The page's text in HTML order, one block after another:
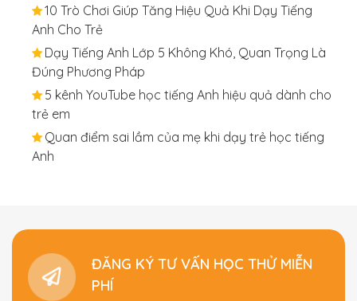
10 Trò Chơi Giúp Tăng Hiệu Quả Khi Dạy Tiếng
Anh Cho Trẻ
Dạy Tiếng Anh Lớp 5 Không Khó, Quan Trọng Là
Đúng Phương Pháp
5 kênh YouTube học tiếng Anh hiệu quả dành cho
trẻ em
Quan điểm sai lầm của mẹ khi dạy trẻ học tiếng
Anh
ĐĂNG KÝ TƯ VẤN HỌC THỬ MIỄN
PHÍ